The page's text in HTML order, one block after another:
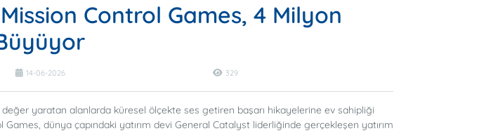
Control Games, 4 Milyon
14-06-2026 329
yaratan alanlarda küresel ölçekte ses getiren başarı hikayelerine ev sahipliği
dünya çapındaki yatırım devi General Catalyst liderliğinde gerçekleşen yatırım